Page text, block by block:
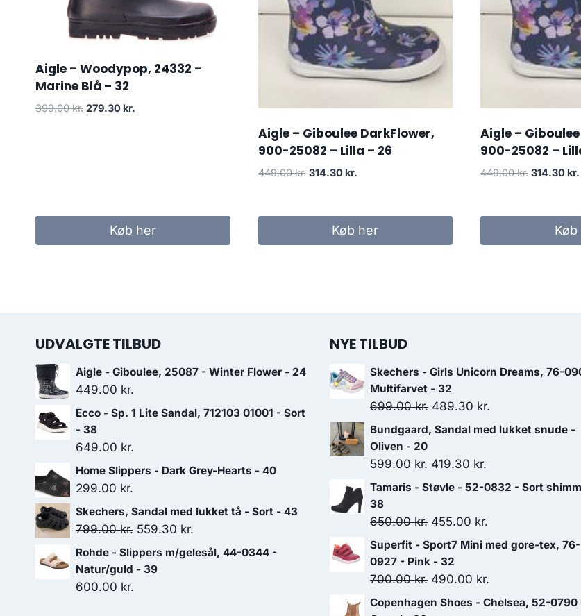
Aigle – Woodypop, 24332 –
Marine Blå – 32
399.00kr. Den
279.30 kr.
Køb her
Aigle – Giboulee DarkFlower,
900-25082 – Lilla – 26
449.00kr. Den
var:
449.00 kr..
314.30 kr.
er:
314.30 kr..
Køb her
Aigle –
900-25082 –
449.00kr. Den
var:
449.00 kr..
314.30 kr.
UDVALGTE TILBUD
Aigle - Giboulee, 25087 - Winter Flower - 24
449.00 kr.
Ecco - Sp. 1 Lite Sandal, 712103 01001 - Sort
- 38
649.00 kr.
Home Slippers - Dark Grey-Hearts - 40
299.00 kr.
Skechers, Sandal med lukket tå - Sort - 43
799.00kr. Den
oprindelige
pris
559.30 kr.
aktuelle
Rohde - Slippers m/gelesål, 44-0344 -
Natur/guld - 39
600.00 kr.
NYE TILBUD
Skechers - Girls Unicorn Dreams, 76-
Multifarvet - 32
699.00kr. Den
oprindelige
var:
699.00 kr..
489.30 kr.
aktuelle
489.30 kr..
Bundgaard, Sandal med lukket snude -
Oliven - 20
599.00kr. Den
oprindelige
var:
599.00 kr..
419.30 kr.
aktuelle
419.30 kr..
Tamaris - Støvle - 52-0832 - Sort
38
650.00kr. Den
oprindelige
pris
var:
650.00 kr..
455.00 kr.
aktuelle
455.00 kr..
Superfit - Sport7 Mini med gore-tex, 76-
0927 - Pink - 32
700.00kr. Den
oprindelige
490.00 kr.
aktuelle
Copenhagen Shoes - Chelsea, 52-0790